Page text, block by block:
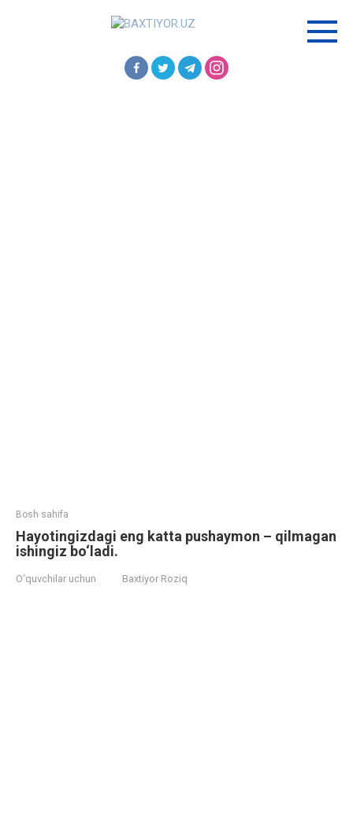
Bosh sahifa
Hayotingizdagi eng katta pushaymon – qilmagan
ishingiz bo‘ladi.
O‘quvchilar uchun Baxtiyor Roziq